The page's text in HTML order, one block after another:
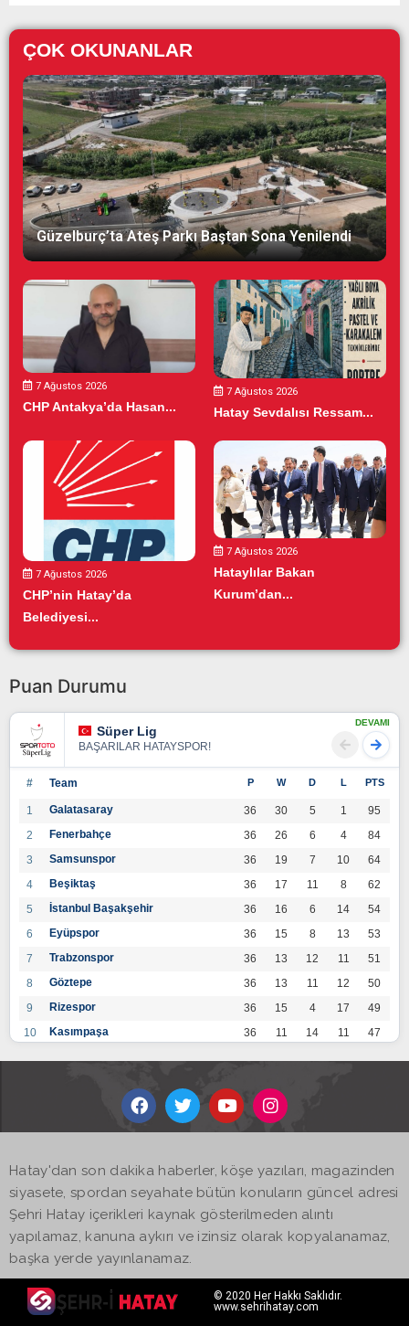
ÇOK OKUNANLAR
Güzelburç’ta Ateş Parkı Baştan Sona Yenilendi
7 Ağustos 2026
CHP Antakya’da Hasan...
7 Ağustos 2026
Hatay Sevdalısı Ressam...
7 Ağustos 2026
CHP’nin Hatay’da
Belediyesi...
7 Ağustos 2026
Hataylılar Bakan
Kurum’dan...
Puan Durumu
Süper Lig
BAŞARILAR HATAYSPOR!
DEVAMI
# Team P W D L PTS
1 Galatasaray 36 30 5 1
95
2
Fenerbahçe 36 26 6 4
84
3
Samsunspor 36 19 7 10
64
4
Beşiktaş 36 17 11 8
62
5
İstanbul Başakşehir 36 16 6 14
54
6
Eyüpspor 36 15 8 13
53
7
Trabzonspor 36 13 12 11
51
8
Göztepe 36 13 11 12
50
9
Rizespor 36 15 4 17
49
10
Kasımpaşa 36 11 14 11
47
36 12
14
Kayserispor 36 11 12 13
45
17
Hatayspor 36
19
Adana Demirspor
Hatay'dan son dakika haberler, köşe yazıları, magazinden
siyasete, spordan seyahate bütün konuların güncel adresi
Şehri Hatay içerikleri kaynak gösterilmeden alıntı
yapılamaz, kanuna aykırı ve izinsiz olarak kopyalanamaz,
başka yerde yayınlanamaz.
© 2020 Her Hakkı Saklıdır.
www.sehrihatay.com